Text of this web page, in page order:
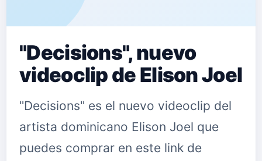
"Decisions", nuevo
videoclip de Elison Joel
"Decisions" es el nuevo videoclip del
artista dominicano Elison Joel que
puedes comprar en este link de